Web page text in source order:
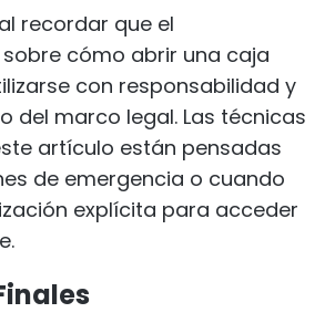
recordar que el
cómo abrir una caja
con responsabilidad y
del marco legal. Las técnicas
artículo están pensadas
de emergencia o cuando
explícita para acceder